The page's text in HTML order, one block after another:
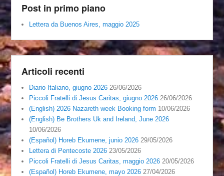
Post in primo piano
Lettera da Buenos Aires, maggio 2025
Articoli recenti
Diario Italiano, giugno 2026 26/06/2026
Piccoli Fratelli di Jesus Caritas, giugno 2026 26/06/2026
(English) 2026 Nazareth week Booking form 10/06/2026
(English) Be Brothers Uk and Ireland, June 2026
10/06/2026
(Español) Horeb Ekumene, junio 2026 29/05/2026
Lettera di Pentecoste 2026 23/05/2026
Piccoli Fratelli di Jesus Caritas, maggio 2026 20/05/2026
(Español) Horeb Ekumene, mayo 2026 27/04/2026